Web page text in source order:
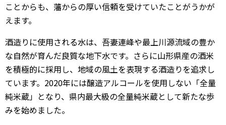
ことからも、藩からの厚い信頼を受けていたことがうかが
えます。
酒造りに使用される水は、吾妻連峰や最上川源流域の豊か
な自然が育んだ良質な地下水です。さらに山形県産の酒米
を積極的に採用し、地域の風土を表現する酒造りを追求し
ています。2020年には醸造アルコールを使用しない「全量
純米蔵」となり、県内最大級の全量純米蔵として新たな歩
みを始めました。